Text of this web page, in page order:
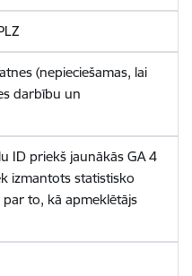
(nepieciešamas, lai
darbību un
ID priekš jaunākās GA 4
izmantots statistisko
to, kā apmeklētājs